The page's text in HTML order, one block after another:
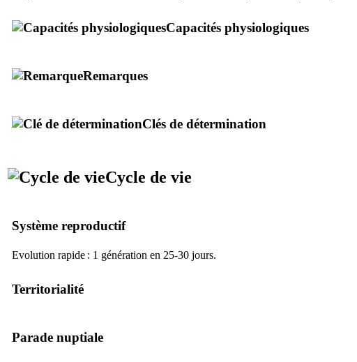
Capacités physiologiques
Remarques
Clés de détermination
Cycle de vie
Système reproductif
Evolution rapide : 1 génération en 25-30 jours.
Territorialité
Parade nuptiale